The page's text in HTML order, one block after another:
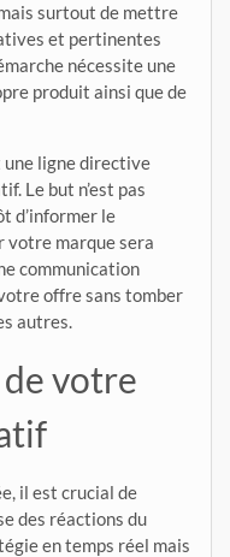
surtout de mettre
et pertinentes
nécessite une
produit ainsi que de
une ligne directive
Le but n’est pas
d’informer le
votre marque sera
communication
offre sans tomber
autres.
votre
il est crucial de
des réactions du
en temps réel mais